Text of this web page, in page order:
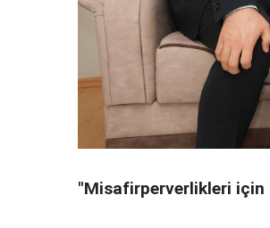
"Misafirperverlikleri için